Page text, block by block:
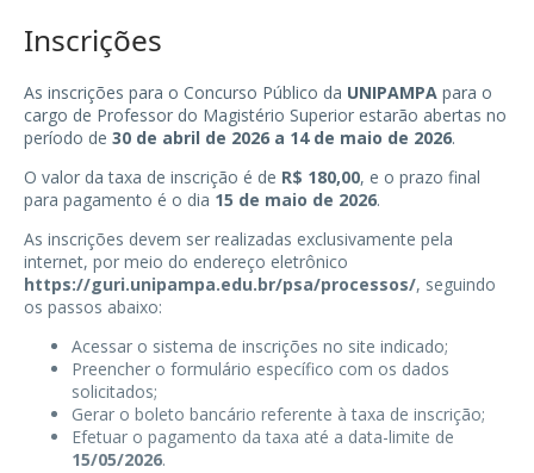
Inscrições
As inscrições para o Concurso Público da UNIPAMPA para o
cargo de Professor do Magistério Superior estarão abertas no
período de 30 de abril de 2026 a 14 de maio de 2026.
O valor da taxa de inscrição é de R$ 180,00, e o prazo final
para pagamento é o dia 15 de maio de 2026.
As inscrições devem ser realizadas exclusivamente pela
internet, por meio do endereço eletrônico
https://guri.unipampa.edu.br/psa/processos/, seguindo
os passos abaixo:
Acessar o sistema de inscrições no site indicado;
Preencher o formulário específico com os dados
solicitados;
Gerar o boleto bancário referente à taxa de inscrição;
Efetuar o pagamento da taxa até a data-limite de
15/05/2026.